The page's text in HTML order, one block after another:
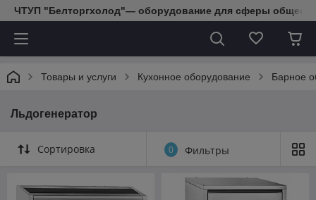
ЧТУП "Белторгхолод"— оборудование для сферы
Товары и услуги Кухонное оборудование Барное
Льдогенератор
Сортировка 0 Фильтры